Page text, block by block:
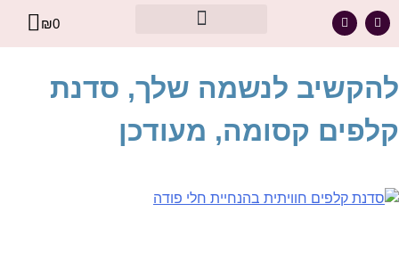
₪0
להקשיב לנשמה שלך, סדנת
קלפים קסומה, מעודכן